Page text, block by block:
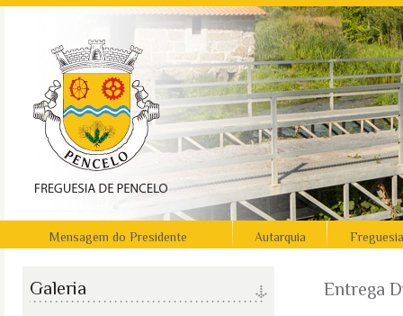
Mensagem do Presidente Autarquia Freguesia
Galeria Entrega